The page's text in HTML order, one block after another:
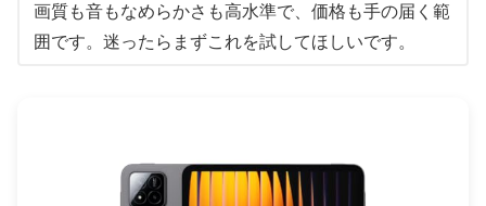
画質も音もなめらかさも高水準で、価格も手の届く範
囲です。迷ったらまずこれを試してほしいです。